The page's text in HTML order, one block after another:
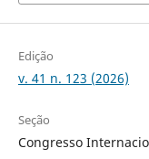
Edição
v. 41 n. 123 (2026)
Seção
Congresso